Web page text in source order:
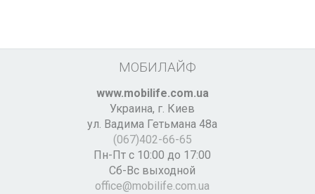
МОБИЛАЙФ
www.mobilife.com.ua
Украина, г. Киев
ул. Вадима Гетьмана 48а
(067)402-66-65
Пн-Пт с 10:00 до 17:00
Сб-Вс выходной
office@mobilife.com.ua